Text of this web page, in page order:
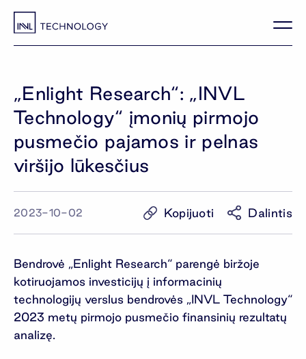
„Enlight Research“: „INVL
Technology“ įmonių pirmojo
pusmečio pajamos ir pelnas
viršijo lūkesčius
2023-10-02 Kopijuoti Dalintis
Bendrovė „Enlight Research“ parengė biržoje
kotiruojamos investicijų į informacinių
technologijų verslus bendrovės „INVL Technology“
2023 metų pirmojo pusmečio finansinių rezultatų
analizę.